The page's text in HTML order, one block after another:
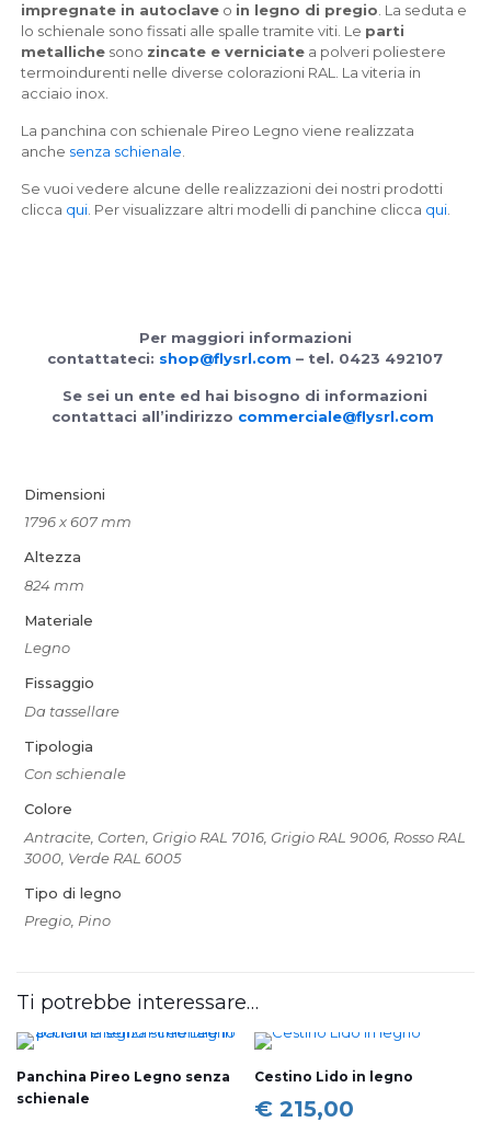
impregnate in autoclave o in legno di pregio . La seduta e
lo schienale sono fissati alle spalle tramite viti. Le parti
metalliche sono zincate e verniciate a polveri poliestere
termoindurenti nelle diverse colorazioni RAL. La viteria in
acciaio inox.
La panchina con schienale Pireo Legno viene realizzata
anche senza schienale
Se vuoi vedere alcune delle realizzazioni dei nostri prodotti
clicca qui . Per visualizzare altri modelli di panchine clicca qui
Per maggiori informazioni
contattateci: shop@flysrl.com – tel. 0423 492107
Se sei un ente ed hai bisogno di informazioni
contattaci all’indirizzo commerciale@flysrl.com
Dimensioni
1796 x 607 mm
Altezza
824 mm
Materiale
Legno
Fissaggio
Da tassellare
Tipologia
Con schienale
Colore
Antracite, Corten, Grigio RAL 7016, Grigio RAL 9006, Rosso RAL
3000, Verde RAL 6005
Tipo di legno
Pregio, Pino
Ti potrebbe interessare…
Panchina Pireo Legno senza
schienale
Cestino Lido in legno
€ 215,00
Fascia